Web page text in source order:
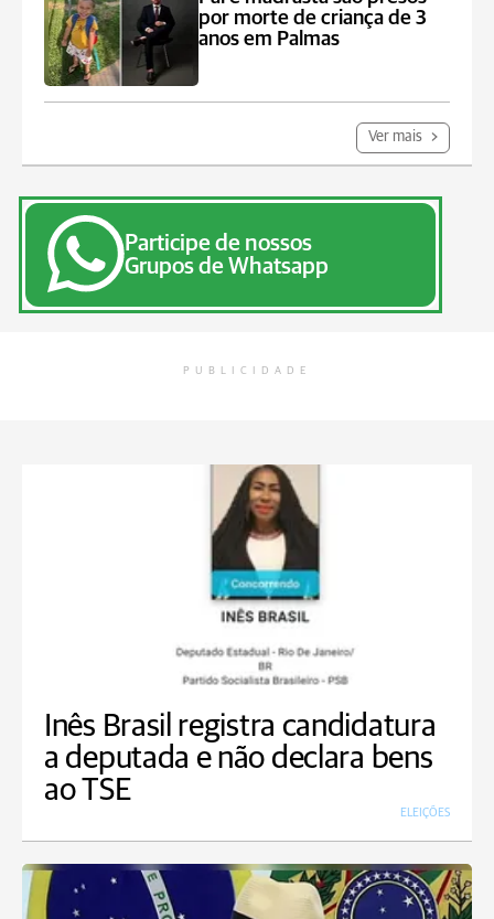
por morte de criança de 3
anos em Palmas
Ver mais
Participe de nossos
Grupos de Whatsapp
PUBLICIDADE
Inês Brasil registra candidatura
a deputada e não declara bens
ao TSE
ELEIÇÕES